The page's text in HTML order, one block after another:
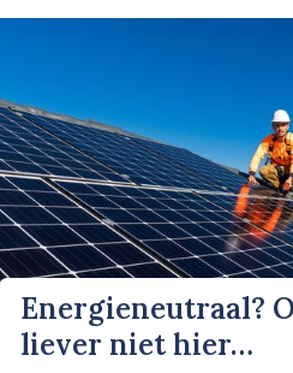
Energieneutraal?
liever niet hier…